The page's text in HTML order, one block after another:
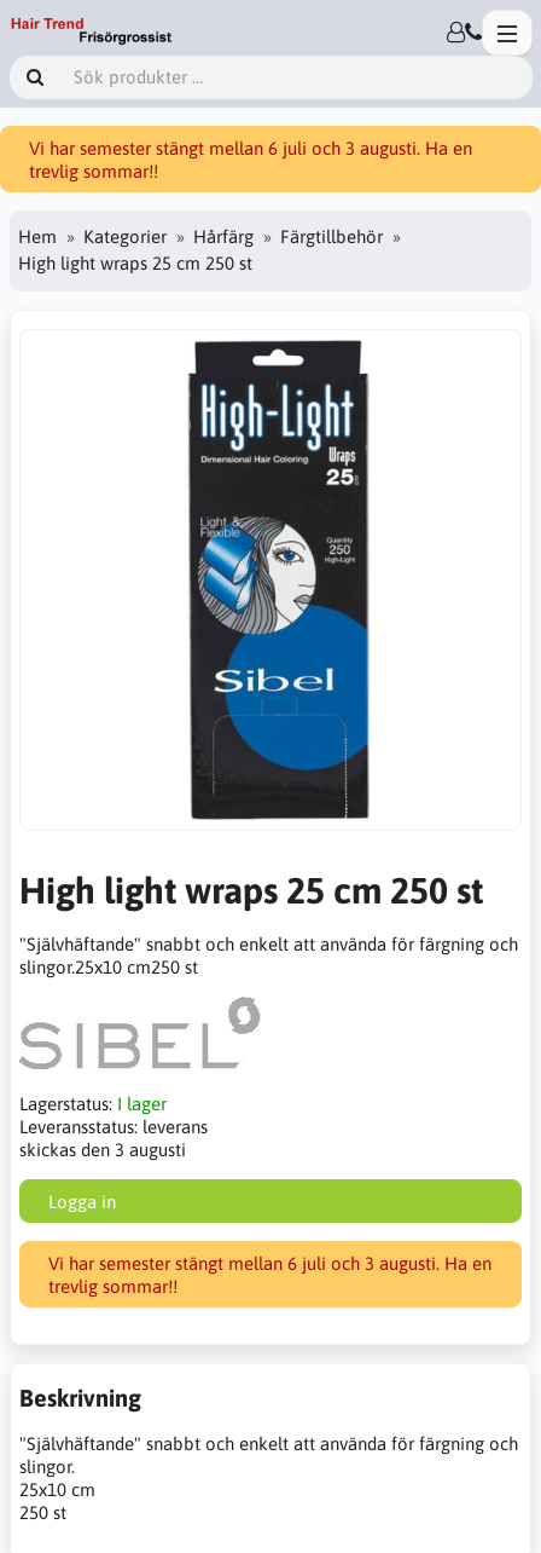
Vi har semester stängt mellan 6 juli och 3 augusti. Ha en
trevlig sommar!!
Hem Kategorier Hårfärg
Färgtillbehör
High light wraps 25 cm 250 st
High light wraps 25 cm 250 st
"Självhäftande" snabbt och enkelt att använda för färgning och
slingor.25x10 cm250 st
Lagerstatus: I lager
Leveransstatus: leverans
skickas den 3 augusti
Logga in
Vi har semester stängt mellan 6 juli och 3 augusti. Ha en
trevlig sommar!!
Beskrivning
"Självhäftande" snabbt och enkelt att använda för färgning och
slingor.
25x10 cm
250 st